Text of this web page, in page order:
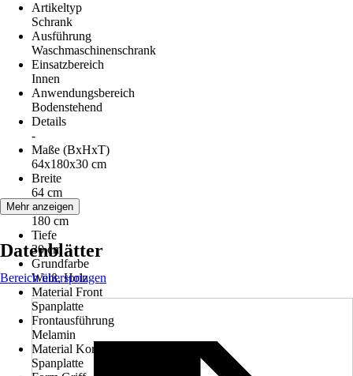
Artikeltyp
Schrank
Ausführung
Waschmaschinenschrank
Einsatzbereich
Innen
Anwendungsbereich
Bodenstehend
Details
-
Maße (BxHxT)
64x180x30 cm
Breite
64 cm
Höhe
180 cm
Tiefe
30 cm
Grundfarbe
Weiß, Holz
Material Front
Spanplatte
Frontausführung
Melamin
Material Korpus
Spanplatte
Mehr anzeigen
Datenblätter
Bereich überspringen